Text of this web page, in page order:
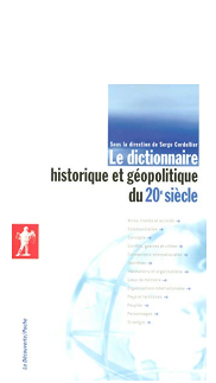
Verkäufer werden
Hilfe